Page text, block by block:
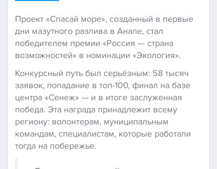
Проект «Спасай море», созданный в первые
дни мазутного разлива в Анапе, стал
победителем премии «Россия — страна
возможностей» в номинации «Экология».
Конкурсный путь был серьёзным: 58 тысяч
заявок, попадание в топ-100, финал на базе
центра «Сенеж» — и в итоге заслуженная
победа. Эта награда принадлежит всему
региону: волонтерам, муниципальным
командам, специалистам, которые работали
тогда на побережье.